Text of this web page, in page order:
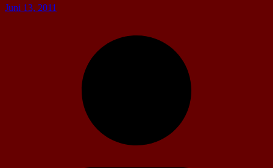
Juni 13, 2011